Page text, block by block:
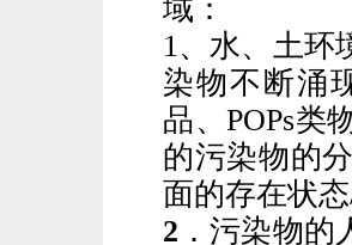
域：
1、水、土环
染物不断涌
品、 POPs类
的污染物的
面的存在状态
2 ．污染物